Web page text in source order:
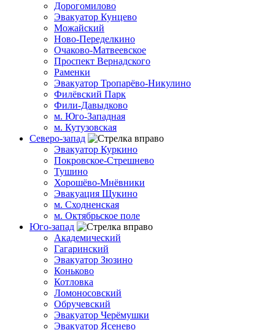
Дорогомилово
Эвакуатор Кунцево
Можайский
Ново-Переделкино
Очаково-Матвеевское
Проспект Вернадского
Раменки
Эвакуатор Тропарёво-Никулино
Филёвский Парк
Фили-Давыдково
м. Юго-Западная
м. Кутузовская
Северо-запад
Эвакуатор Куркино
Покровское-Стрешнево
Тушино
Хорошёво-Мнёвники
Эвакуация Щукино
м. Сходненская
м. Октябрьское поле
Юго-запад
Академический
Гагаринский
Эвакуатор Зюзино
Коньково
Котловка
Ломоносовский
Обручевский
Эвакуатор Черёмушки
Эвакуатор Ясенево